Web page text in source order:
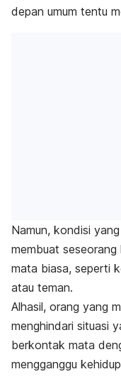
depan umum tentu
Namun, kondisi
membuat
mata biasa, seperti
atau teman.
Alhasil, orang yang
menghindari situasi
berkontak mata
mengganggu